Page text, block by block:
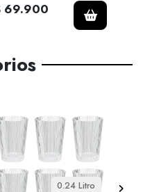
69.900
0.24 Litro